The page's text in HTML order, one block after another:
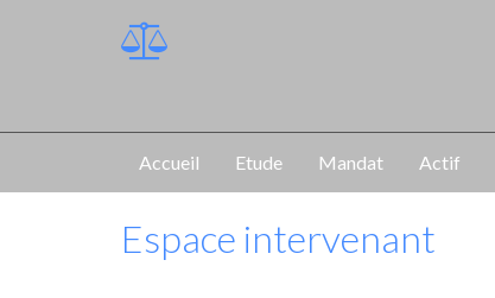
Accueil Etude Mandat Actif
Espace intervenant